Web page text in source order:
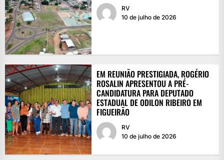
RV
10 de julho de 2026
EM REUNIÃO PRESTIGIADA, ROGÉRIO
ROSALIN APRESENTOU A PRÉ-
CANDIDATURA PARA DEPUTADO
ESTADUAL DE ODILON RIBEIRO EM
FIGUEIRÃO
RV
10 de julho de 2026